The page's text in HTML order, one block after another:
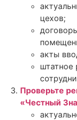
цехов;
акты
штатное
Проверьте
«Честный